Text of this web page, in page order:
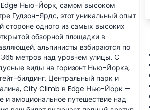
Edge Нью-Йорк, самом высоком
Гудзон-Ярдс, этот уникальный опыт
стороне одного из самых высоких
обзорной площадки в
альпинисты взбираются по
метров над уровнем улицы. С
виды на горизонт Нью-Йорка,
билдинг, Центральный парк и
City Climb в Edge Нью-Йорк —
и эмоциональное путешествие над